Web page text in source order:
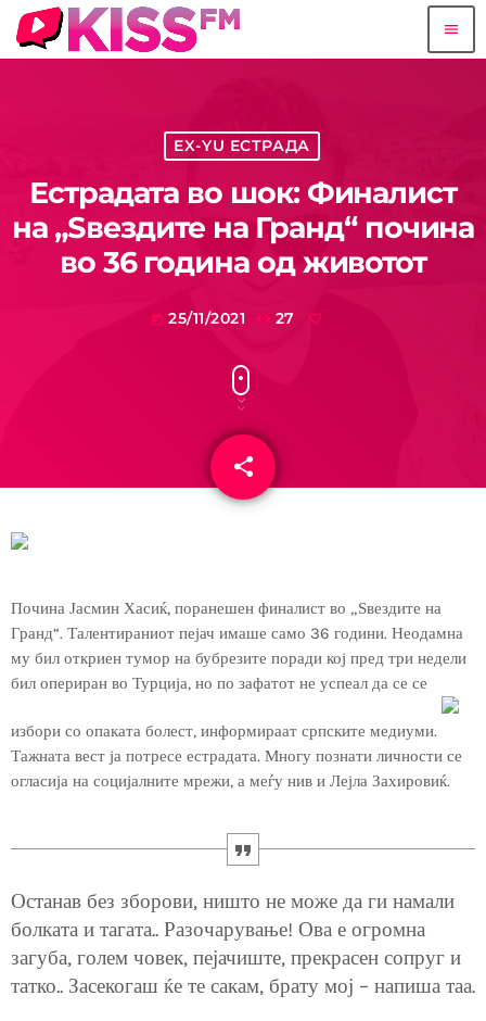
menu
EX-YU ЕСТРАДА
Естрадата во шок: Финалист
на „Ѕвездите на Гранд“ почина
во 36 година од животот
today 25/11/2021 27
share
email
Почина Јасмин Хасиќ, поранешен финалист во „Ѕвездите на
Гранд“. Талентираниот пејач имаше само 36 години. Неодамна
му бил откриен тумор на бубрезите поради кој пред три недели
бил опериран во Турција, но по зафатот не успеал да се се
избори со опаката болест, информираат српските медиуми.
Тажната вест ја потресе естрадата. Многу познати личности се
огласија на социјалните мрежи, а меѓу нив и Лејла Захировиќ.
Останав без зборови, ништо не може да ги намали
болката и тагата.. Разочарување! Ова е огромна
загуба, голем човек, пејачиште, прекрасен сопруг и
татко.. Засекогаш ќе те сакам, брату мој – напиша таа.